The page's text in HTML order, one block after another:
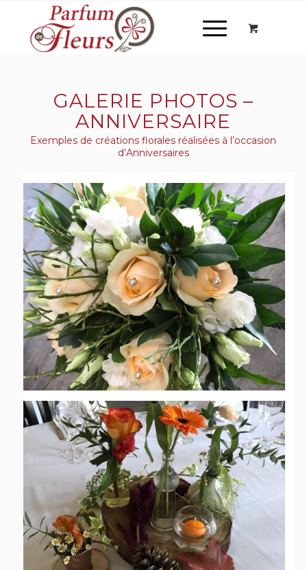
GALERIE PHOTOS –
ANNIVERSAIRE
Exemples de créations florales réalisées à l’occasion
d’Anniversaires